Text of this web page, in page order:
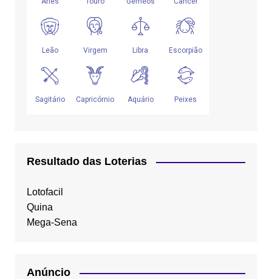
Resultado das Loterias
Lotofacil
Quina
Mega-Sena
Anúncio